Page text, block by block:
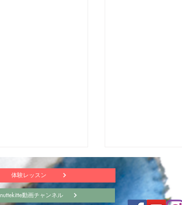
体験レッスン
nuttekitte動画チャンネル